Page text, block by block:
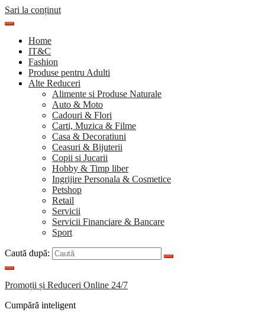
Sari la conținut
Home
IT&C
Fashion
Produse pentru Adulti
Alte Reduceri
Alimente si Produse Naturale
Auto & Moto
Cadouri & Flori
Carti, Muzica & Filme
Casa & Decoratiuni
Ceasuri & Bijuterii
Copii si Jucarii
Hobby & Timp liber
Ingrijire Personala & Cosmetice
Petshop
Retail
Servicii
Servicii Financiare & Bancare
Sport
Caută după:
Promoții și Reduceri Online 24/7
Cumpără inteligent